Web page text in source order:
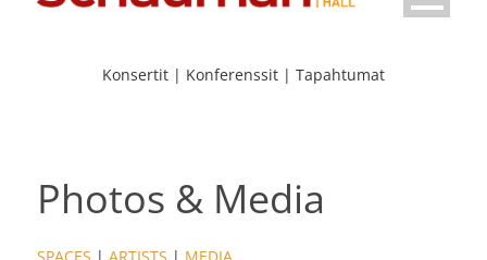
Konsertit | Konferenssit | Tapahtumat
Photos & Media